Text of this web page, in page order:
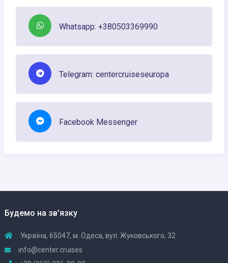
Whatsapp: +380503369990
Telegram: centercruiseseuropa
Facebook Messenger
Будемо на зв'язку
Україна, 65047, м. Одеса, вул. Жуковського, 32
info@center.cruises